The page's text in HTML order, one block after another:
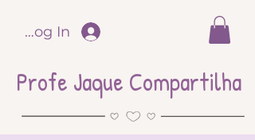
Log In
Profe Jaque Compartilha